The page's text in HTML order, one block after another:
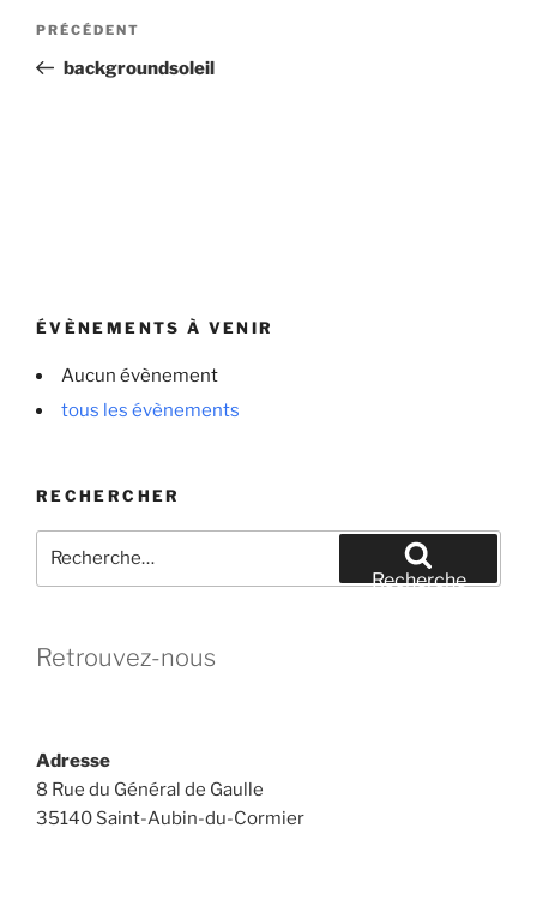
Navigation
l’article
Article
précédent
PRÉCÉDENT
backgroundsoleil
ÉVÈNEMENTS À VENIR
Aucun évènement
tous les évènements
RECHERCHER
pour
Recherche
Retrouvez-nous
Adresse
8 Rue du Général de Gaulle
35140 Saint-Aubin-du-Cormier